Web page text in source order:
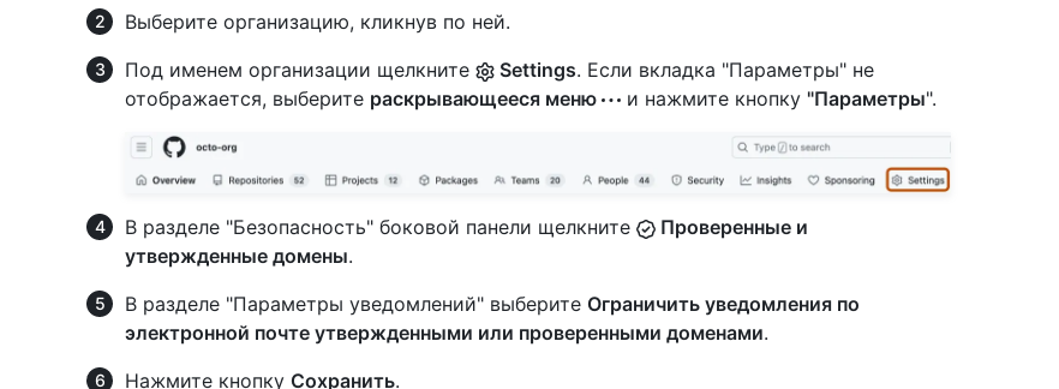
Выберите организацию, кликнув по ней.
Под именем организации щелкните
Settings. Если вкладка "Параметры" не
отображается, выберите раскрывающееся меню и нажмите кнопку "Параметры".
В разделе "Безопасность" боковой панели щелкните
Проверенные и
утвержденные домены.
В разделе "Параметры уведомлений" выберите Ограничить уведомления по
электронной почте утвержденными или проверенными доменами.
Нажмите кнопку Сохранить.